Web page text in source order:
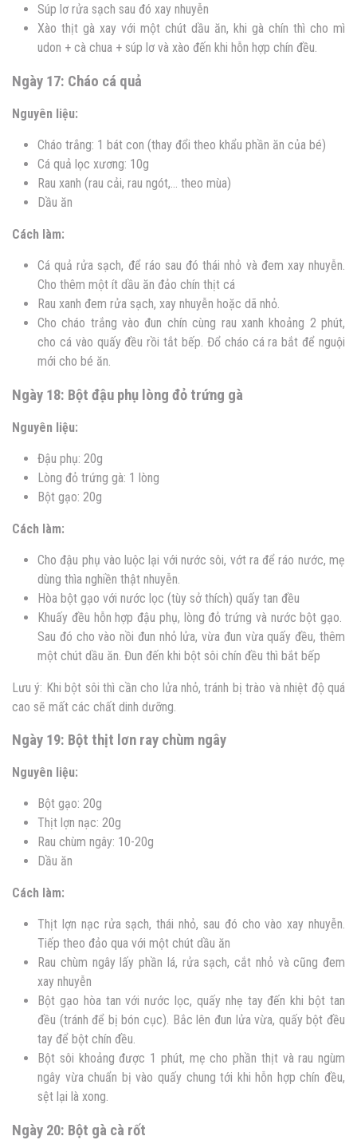
Súp lơ rửa sạch sau đó xay nhuyễn
Xào thịt gà xay với một chút dầu ăn, khi gà chín thì cho mì
udon + cà chua + súp lơ và xào đến khi hỗn hợp chín đều.
Ngày 17: Cháo cá quả
Nguyên liệu:
Cháo trắng: 1 bát con (thay đổi theo khẩu phần ăn của bé)
Cá quả lọc xương: 10g
Rau xanh (rau cải, rau ngót,… theo mùa)
Dầu ăn
Cách làm:
Cá quả rửa sạch, để ráo sau đó thái nhỏ và đem xay nhuyễn.
Cho thêm một ít dầu ăn đảo chín thịt cá
Rau xanh đem rửa sạch, xay nhuyễn hoặc dã nhỏ.
Cho cháo trắng vào đun chín cùng rau xanh khoảng 2 phút,
cho cá vào quấy đều rồi tắt bếp. Đổ cháo cá ra bắt để nguội
mới cho bé ăn.
Ngày 18: Bột đậu phụ lòng đỏ trứng gà
Nguyên liệu:
Đậu phụ: 20g
Lòng đỏ trứng gà: 1 lòng
Bột gạo: 20g
Cách làm:
Cho đậu phụ vào luộc lại với nước sôi, vớt ra để ráo nước, mẹ
dùng thìa nghiền thật nhuyễn.
Hòa bột gạo với nước lọc (tùy sở thích) quấy tan đều
Khuấy đều hỗn hợp đậu phụ, lòng đỏ trứng và nước bột gạo.
Sau đó cho vào nồi đun nhỏ lửa, vừa đun vừa quấy đều, thêm
một chút dầu ăn. Đun đến khi bột sôi chín đều thì bắt bếp
Lưu ý: Khi bột sôi thì cần cho lửa nhỏ, tránh bị trào và nhiệt độ quá
cao sẽ mất các chất dinh dưỡng.
Ngày 19: Bột thịt lơn ray chùm ngây
Nguyên liệu:
Bột gạo: 20g
Thịt lợn nạc: 20g
Rau chùm ngây: 10-20g
Dầu ăn
Cách làm:
Thịt lợn nạc rửa sạch, thái nhỏ, sau đó cho vào xay nhuyễn.
Tiếp theo đảo qua với một chút dầu ăn
Rau chùm ngây lấy phần lá, rửa sạch, cắt nhỏ và cũng đem
xay nhuyễn
Bột gạo hòa tan với nước lọc, quấy nhẹ tay đến khi bột tan
đều (tránh để bị bón cục). Bắc lên đun lửa vừa, quấy bột đều
tay để bột chín đều.
Bột sôi khoảng được 1 phút, mẹ cho phần thịt và rau ngùm
ngây vừa chuẩn bị vào quấy chung tới khi hỗn hợp chín đều,
sệt lại là xong.
Ngày 20: Bột gà cà rốt